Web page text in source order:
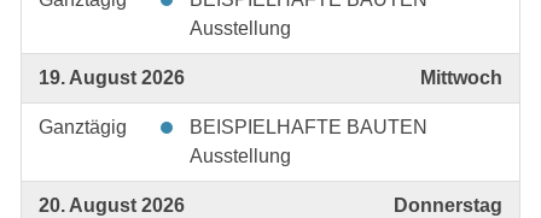
Ausstellung
19. August 2026 Mittwoch
Ganztägig
BEISPIELHAFTE BAUTEN
Ausstellung
20. August 2026 Donnerstag